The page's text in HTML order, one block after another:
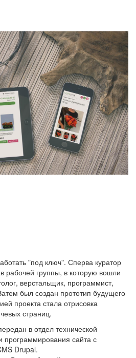
"под ключ". Сперва куратор
рабочей группы, в которую вошли
верстальщик, программист,
был создан прототип будущего
проекта стала отрисовка
страниц.
в отдел технической
программирования сайта с
Drupal.